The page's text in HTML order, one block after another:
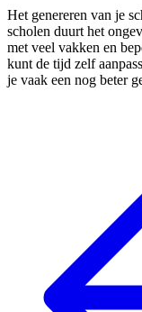
Het genereren van je
scholen duurt het
met veel vakken en
kunt de tijd zelf
je vaak een nog beter